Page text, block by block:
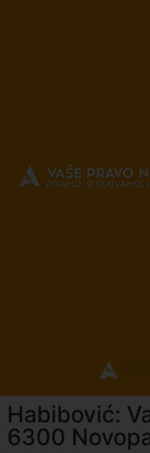
Habibović:
6300